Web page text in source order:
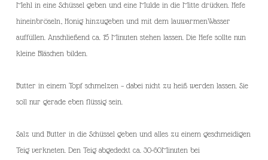
Mehl in eine Schüssel geben und eine Mulde in die Mitte drücken. Hefe
hineinbröseln, Honig hinzugeben und mit dem lauwarmenWasser
auffüllen. Anschließend ca. 15 Minuten stehen lassen. Die Hefe sollte nun
kleine Bläschen bilden.
Butter in einem Topf schmelzen – dabei nicht zu heiß werden lassen. Sie
soll nur gerade eben flüssig sein.
Salz und Butter in die Schüssel geben und alles zu einem geschmeidigen
Teig verkneten. Den Teig abgedeckt ca. 30-60Minuten bei